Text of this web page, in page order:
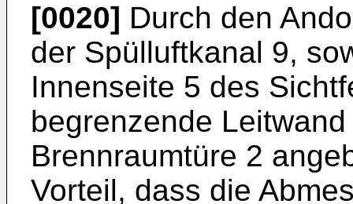
[0020] Durch den
der Spülluftkanal 9,
Innenseite 5 des
begrenzende
Brennraumtüre 2
Vorteil, dass die